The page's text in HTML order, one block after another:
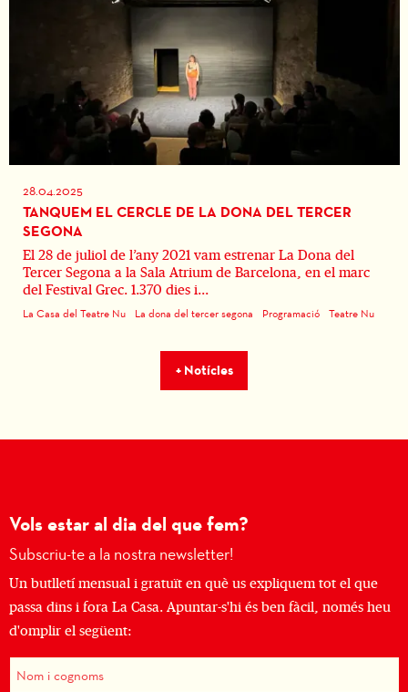
28.04.2025
TANQUEM EL CERCLE DE LA DONA DEL TERCER
SEGONA
El 28 de juliol de l’any 2021 vam estrenar La Dona del
Tercer Segona a la Sala Atrium de Barcelona, en el marc
del Festival Grec. 1.370 dies i...
La Casa del Teatre Nu La dona del tercer segona Programació Teatre Nu
+ Notícies
Vols estar al dia del que fem?
Subscriu-te a la nostra newsletter!
Un butlletí mensual i gratuït en què us expliquem tot el que
passa dins i fora La Casa. Apuntar-s'hi és ben fàcil, només heu
d'omplir el següent: